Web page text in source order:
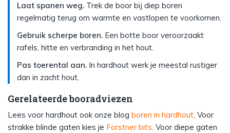
Laat spanen weg. Trek de boor bij diep boren
regelmatig terug om warmte en vastlopen te voorkomen.
Gebruik scherpe boren. Een botte boor veroorzaakt
rafels, hitte en verbranding in het hout.
Pas toerental aan. In hardhout werk je meestal rustiger
dan in zacht hout.
Gerelateerde booradviezen
Lees voor hardhout ook onze blog boren in hardhout. Voor
strakke blinde gaten kies je Forstner bits. Voor diepe gaten